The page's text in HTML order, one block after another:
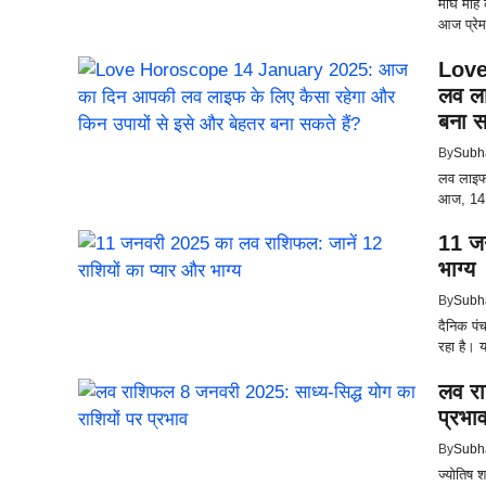
माघ
आज
लव
बना
By
लव
आज, 14
11
भाग्य
By
दैनिक
रहा है।
लव
By
ज्योतिष